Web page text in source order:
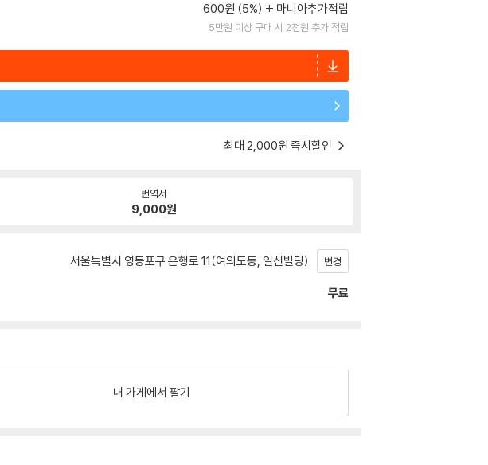
600원 (5%) 마니아추가적립
5만원 이상 구매 시 2천원 추가 적립
최대 2,000원 즉시할인
번역서
9,000원
서울특별시 영등포구 은행로 11(여의도동, 일신빌딩) 변경
무료
내 가게에서 팔기